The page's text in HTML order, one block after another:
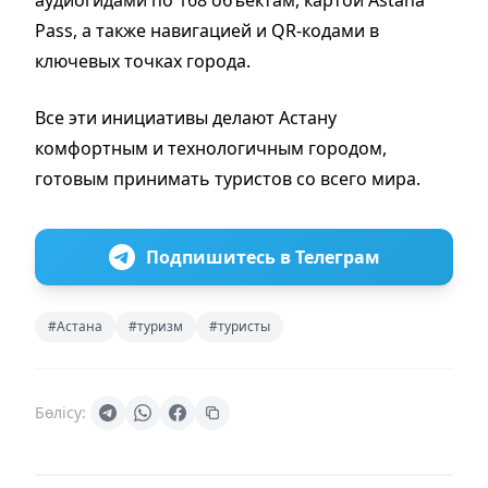
Pass, а также навигацией и QR-кодами в
ключевых точках города.
Все эти инициативы делают Астану
комфортным и технологичным городом,
готовым принимать туристов со всего мира.
Подпишитесь в Телеграм
#Астана #туризм #туристы
Бөлісу: